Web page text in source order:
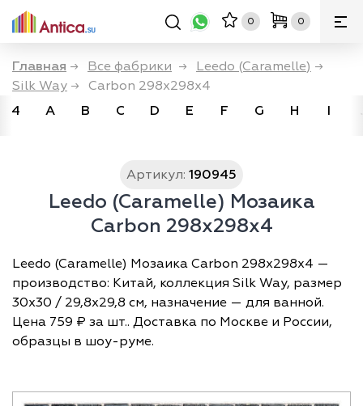
0 0
Главная → Все фабрики → Leedo (Caramelle) →
Silk Way →
Carbon 298х298х4
4
A B C D E F G H I
Артикул: 190945
Leedo (Caramelle) Мозаика
Carbon 298х298х4
Leedo (Caramelle) Мозаика Carbon 298х298х4 —
производство: Китай, коллекция Silk Way, размер
30х30 / 29,8х29,8 см, назначение — для ванной.
Цена 759 ₽ за шт.. Доставка по Москве и России,
образцы в шоу-руме.